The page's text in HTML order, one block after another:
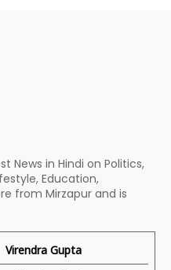
News in Hindi on Politics,
Education,
from Mirzapur and is
Virendra Gupta